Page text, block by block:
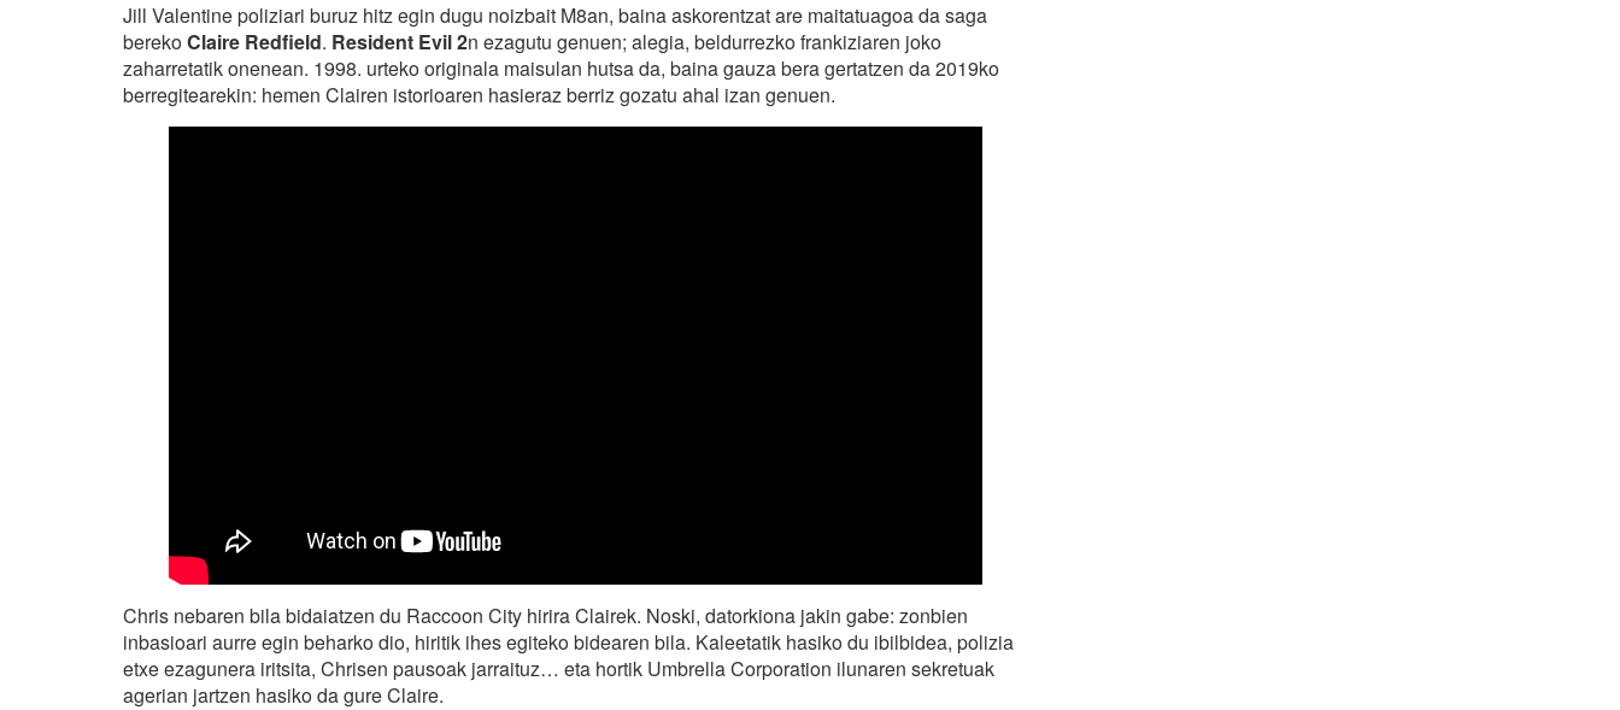
Jill Valentine poliziari buruz hitz egin dugu noizbait M8an, baina askorentzat are maitatuagoa da saga
berekoClaire Redfield. Resident Evil 2n ezagutu genuen; alegia, beldurrezko frankiziaren joko
zaharretatik onenean. 1998. urteko originala maisulan hutsa da, baina gauza bera gertatzen da 2019ko
berregitearekin: hemen Clairen istorioaren hasieraz berriz gozatu ahal izan genuen.
Chris nebaren bila bidaiatzen du Raccoon City hirira Clairek. Noski, datorkiona jakin gabe: zonbien
inbasioari aurre egin beharko dio, hiritik ihes egiteko bidearen bila. Kaleetatik hasiko du ibilbidea, polizia
etxe ezagunera iritsita, Chrisen pausoak jarraituz… eta hortik Umbrella Corporation ilunaren sekretuak
agerian jartzen hasiko da gure Claire.